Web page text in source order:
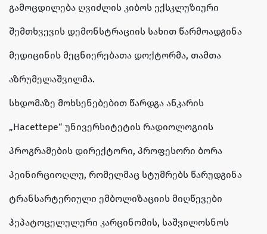
გამოცდილება ღვიძლის კიბოს ექსკლუზიური
შემთხვევის დემონსტრაციის სახით წარმოადგინა
მედიცინის მეცნიერებათა დოქტორმა, თამთა
აზრუმელაშვილმა.
სხდომაზე მოხსენებებით წარდგა ანკარის
„Hacettepe“ უნივერსიტეტის რადიოლოგიის
პროგრამების დირექტორი, პროფესორი ბორა
პეინირციოღლუ, რომელმაც სტუმრებს წარუდგინა
ტრანსარტერიული ემბოლიზაციის მიღწევები
ჰეპატოცელულური კარცინომის, საშვილოსნოს